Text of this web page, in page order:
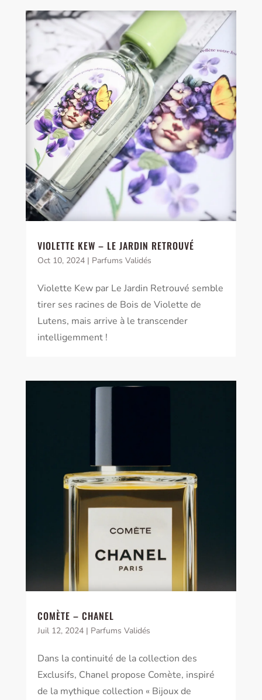
VIOLETTE KEW – LE JARDIN RETROUVÉ
Oct 10, 2024| Parfums Validés
Violette Kew par Le Jardin Retrouvé semble
tirer ses racines de Bois de Violette de
Lutens, mais arrive à le transcender
intelligemment !
COMÈTE – CHANEL
Juil 12, 2024| Parfums Validés
Dans la continuité de la collection des
Exclusifs, Chanel propose Comète, inspiré
de la mythique collection « Bijoux de